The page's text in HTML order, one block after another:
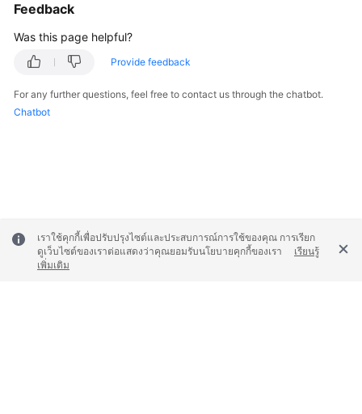
Videos
More
Shared
Responsibilities
Feedback
Was this page helpful?
Provide feedback
For any further questions, feel free to contact us through the chatbot.
Chatbot
เราใช้คุกกี้เพื่อปรับปรุงไซต์และประสบการณ์การใช้ของคุณ การเรียก
ดูเว็บไซต์ของเราต่อแสดงว่าคุณยอมรับนโยบายคุกกี้ของเรา
เรียนรู้
เพิ่มเติม